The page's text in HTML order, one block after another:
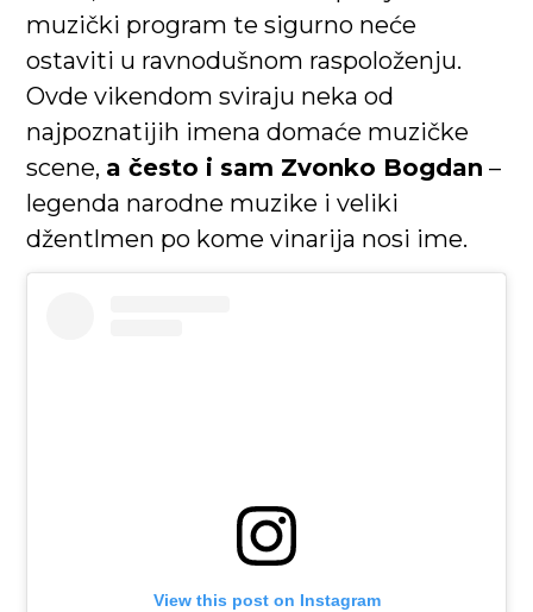
muzički program te sigurno neće
ostaviti u ravnodušnom raspoloženju.
Ovde vikendom sviraju neka od
najpoznatijih imena domaće muzičke
scene, a često i sam Zvonko Bogdan –
legenda narodne muzike i veliki
džentlmen po kome vinarija nosi ime.
View this post on Instagram